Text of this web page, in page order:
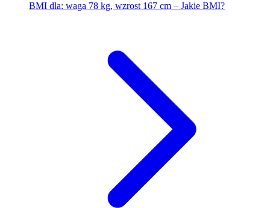
BMI dla: waga 78 kg, wzrost 167 cm – Jakie BMI?